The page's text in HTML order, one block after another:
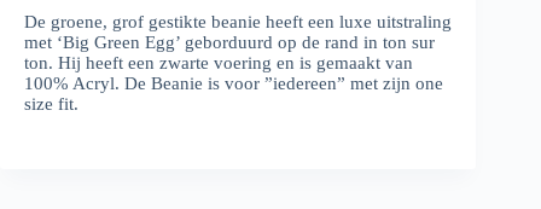
De groene, grof gestikte beanie heeft een luxe uitstraling
met ‘Big Green Egg’ geborduurd op de rand in ton sur
ton. Hij heeft een zwarte voering en is gemaakt van
100% Acryl. De Beanie is voor ”iedereen” met zijn one
size fit.